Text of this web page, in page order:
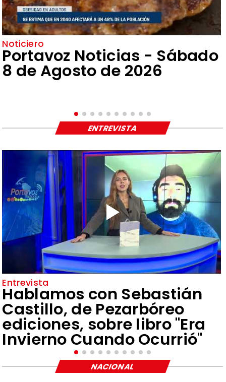
Noticiero
Portavoz Noticias - Sábado
8 de Agosto de 2026
Entrevista
Hablamos con Sebastián
Castillo, de Pezarbóreo
ediciones, sobre libro "Era
Invierno Cuando Ocurrió"
ENTREVISTA
NACIONAL